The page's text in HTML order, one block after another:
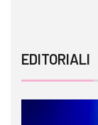
EDITORIALI